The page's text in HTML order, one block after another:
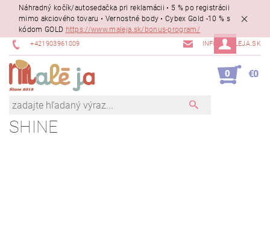
Náhradný kočík/autosedačka pri reklamácii • 5 % po registrácii
mimo akciového tovaru • Vernostné body • Cybex Gold -10 % s
kódom GOLD https://www.maleja.sk/bonus-program/
+421903961009 INFO@MALEJA.SK
0 €0
SHINE